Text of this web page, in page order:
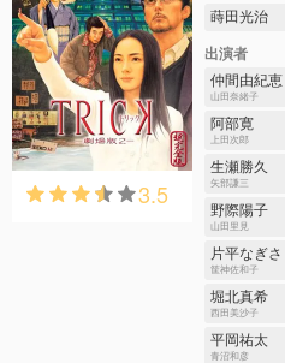
3.5
蒔田光治
出演者
仲間由紀恵
山田奈緒子
阿部寛
上田次郎
生瀬勝久
矢部謙三
野際陽子
山田里見
片平なぎさ
筐神佐和子
堀北真希
西田美沙子
平岡祐太
青沼和彦